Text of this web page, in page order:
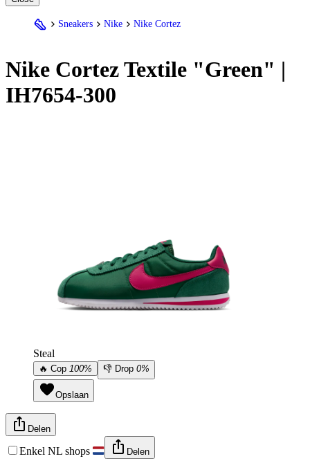
Sneakers Nike Nike Cortez
Nike Cortez Textile "Green" |
IH7654-300
Steal
🔥 Cop 100% 👎 Drop 0%
Opslaan
Delen
Enkel NL shops Delen